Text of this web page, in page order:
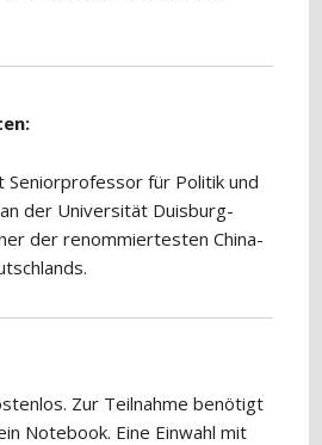
für Politik und
der Universität Duisburg-
der renommiertesten China-
Zur Teilnahme benötigt
Notebook. Eine Einwahl mit